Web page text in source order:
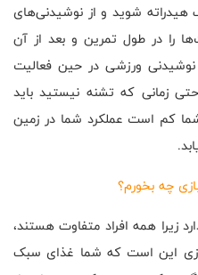
شوید و از نوشیدنی‌های
را در طول تمرین و بعد از آن
نوشیدنی ورزشی در حین فعالیت
زمانی که تشنه نیستید باید
کم است عملکرد شما در زمین
چه بخورم؟
زیرا همه افراد متفاوت هستند،
این است که شما غذای سبک